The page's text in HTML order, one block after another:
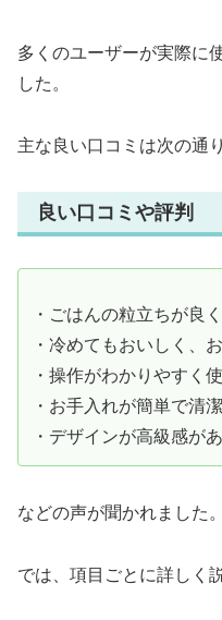
多くのユーザーが実際に
した。
主な良い口コミは次の通
良い口コミや評判
・ごはんの粒立ちが良
・冷めてもおいしく、
・操作がわかりやすく
・お手入れが簡単で清
・デザインが高級感が
などの声が聞かれました。
では、項目ごとに詳しく